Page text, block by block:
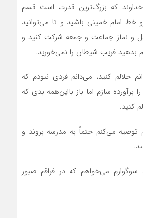
خداوند که بزرگ‌ترین قدرت است قسم
امام خمینی باشید و تا می‌توانید
و نماز جماعت و جمعه شرکت کنید و
بدهید فریب شیطان را نمی‌خورید.
حلالم کنید، می‌دانم فردی نبودم که
برآورده سازم اما باز بااین‌همه بدی که
کنید.
توصیه می‌کنم حتماً به مدرسه بروند و
سوگوارم می‌خواهم که در فراقم صبور